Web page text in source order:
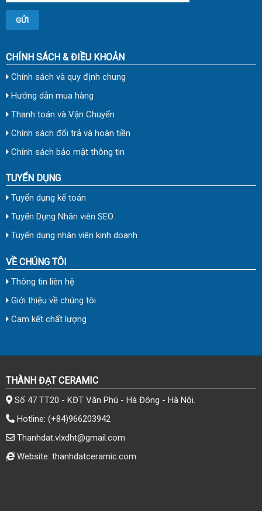
CHÍNH SÁCH & ĐIỀU KHOẢN
Chính sách và quy định chung
Hướng dẫn mua hàng
Thanh toán và Vận Chuyển
Chính sách đổi trả và hoàn tiền
Chính sách bảo mật thông tin
TUYỂN DỤNG
Tuyển dụng kế toán
Tuyển Dụng Nhân viên SEO
Tuyển dụng nhân viên kinh doanh
VỀ CHÚNG TÔI
Thông tin liên hệ
Giới thiệu về chúng tôi
Cam kết chất lượng
THÀNH ĐẠT CERAMIC
Số 47 TT20 - KĐT Văn Phú - Hà Đông - Hà Nội.
Hotline: (+84)966203942
Thanhdat.vlxdht@gmail.com
Website: thanhdatceramic.com